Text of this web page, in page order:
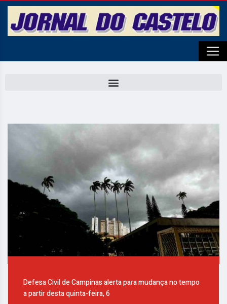
Defesa Civil de Campinas alerta para mudança no tempo
a partir desta quinta-feira, 6